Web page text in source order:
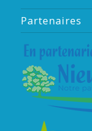
Partenaires